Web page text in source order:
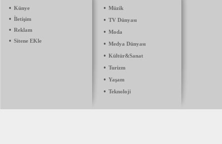
• Künye
• İletişim
• Reklam
• Sitene EKle
• Müzik
• TV Dünyası
• Moda
• Medya Dünyası
• Kültür&Sanat
• Turizm
• Yaşam
• Teknoloji